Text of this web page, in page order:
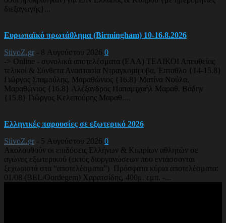
διεξαγωγής}...
Ευρωπαϊκό πρωτάθλημα (Birmingham) 10-16.8.2026
StivoZ.gr - 8 Αυγούστου 2026 0
-> Online - συνολικά αποτελέσματα (EAA) ΤΕΛΙΚΟΙ Απευθείας
τελικοί & Σύνθετα Αναστασία Ντραγκομίροβα, Έπταθλο {14-15.8}
Γιώργος Σταμούλης, Μαραθώνιος {16.8} Ματίνα Νούλα,
Μαραθώνιος {16.8} Αλέξανδρος Παπαμιχαήλ Μαραθ. Βάδην
{15.8} Γιώργος Κελεπούρης Μαραθ....
Ελληνικές παρουσίες σε εξωτερικό 2026
StivoZ.gr - 5 Αυγούστου 2026 0
Ακολουθούν οι επιδόσεις Ελλήνων & Κυπρίων αθλητών σε
αγώνες εξωτερικού (εκτός διοργανώσεων που εντάσσονται
ξεχωριστά στα “αποτελέσματα”) Πρόσφατα κύρια αποτελέσματα:
01/08 (BEL/Oordegem) Χαρατσίδης, 400μ. εμπ. -...